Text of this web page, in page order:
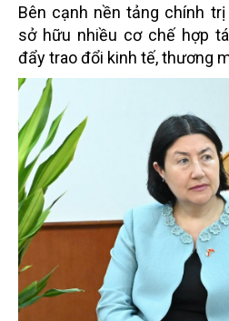
Bên cạnh nền tảng chính
sở hữu nhiều cơ chế hợp
đẩy trao đổi kinh tế, thương